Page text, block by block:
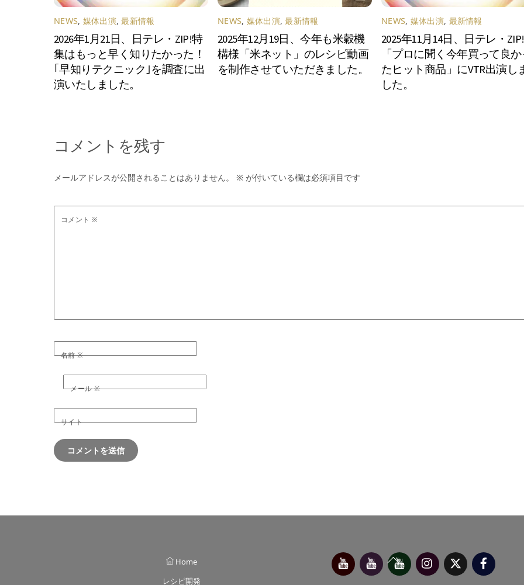
NEWS, 媒体出演,最新情報
2026年1月21日、日テレ・ZIP!特
集はもっと早く知りたかった！
｢早知りテクニック｣を調査に出
演いたしました。
NEWS, 媒体出演,最新情報
2025年12月19日、今年も米穀機
構様「米ネット」のレシピ動画
を制作させていただきました。
NEWS, 媒体出演, 最新情報
2025年11月14日、日テレ・
「プロに聞く今年買って良
たヒット商品」にVTR出演し
した。
コメントを残す
メールアドレスが公開されることはありません。 ※ が付いている欄は必須項目です
コメント※
名前※
メール※
サイト
Back
To
Home
レシピ開発
今
別
府
べ
っ
ぷ
べ
っ
ぷ
InstagramX（旧
Twitter）